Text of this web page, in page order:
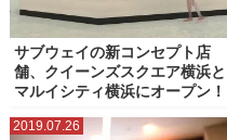
サブウェイの新コンセプト店
舗、クイーンズスクエア横浜と
マルイシティ横浜にオープン！
2019.07.26